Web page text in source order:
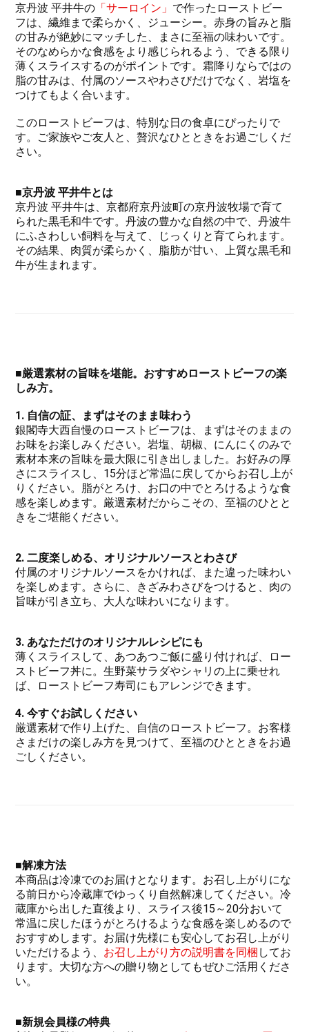
京丹波 平井牛の 「サーロイン」 で作ったローストビー
フは、繊維まで柔らかく、ジューシー。赤身の旨みと脂
の甘みが絶妙にマッチした、まさに至福の味わいです。
そのなめらかな食感をより感じられるよう、できる限り
薄くスライスするのがポイントです。霜降りならではの
脂の甘みは、付属のソースやわさびだけでなく、岩塩を
つけてもよく合います。
このローストビーフは、特別な日の食卓にぴったりで
す。ご家族やご友人と、贅沢なひとときをお過ごしくだ
さい。
■京丹波 平井牛とは
京丹波 平井牛は、京都府京丹波町の京丹波牧場で育て
られた黒毛和牛です。丹波の豊かな自然の中で、丹波牛
にふさわしい飼料を与えて、じっくりと育てられます。
その結果、肉質が柔らかく、脂肪が甘い、上質な黒毛和
牛が生まれます。
■厳選素材の旨味を堪能。おすすめローストビーフの楽
しみ方。
1. 自信の証、まずはそのまま味わう
銀閣寺大西自慢のローストビーフは、まずはそのままの
お味をお楽しみください。岩塩、胡椒、にんにくのみで
素材本来の旨味を最大限に引き出しました。お好みの厚
さにスライスし、15分ほど常温に戻してからお召し上が
りください。脂がとろけ、お口の中でとろけるような食
感を楽しめます。厳選素材だからこその、至福のひとと
きをご堪能ください。
2. 二度楽しめる、オリジナルソースとわさび
付属のオリジナルソースをかければ、また違った味わい
を楽しめます。さらに、きざみわさびをつけると、肉の
旨味が引き立ち、大人な味わいになります。
3. あなただけのオリジナルレシピにも
薄くスライスして、あつあつご飯に盛り付ければ、ロー
ストビーフ丼に。生野菜サラダやシャリの上に乗せれ
ば、ローストビーフ寿司にもアレンジできます。
4. 今すぐお試しください
厳選素材で作り上げた、自信のローストビーフ。お客様
さまだけの楽しみ方を見つけて、至福のひとときをお過
ごしください。
■解凍方法
本商品は冷凍でのお届けとなります。お召し上がりにな
る前日から冷蔵庫でゆっくり自然解凍してください。冷
蔵庫から出した直後より、スライス後15～20分おいて
常温に戻したほうがとろけるような食感を楽しめるので
おすすめします。お届け先様にも安心してお召し上がり
いただけるよう、 お召し上がり方の説明書を同梱 してお
ります。大切な方への贈り物としてもぜひご活用くださ
い。
■新規会員様の特典